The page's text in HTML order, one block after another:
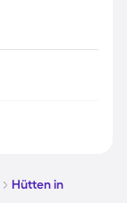
Hütten in